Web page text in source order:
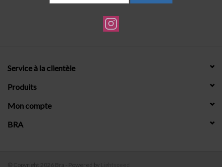
Service à la clientèle
Produits
Mon compte
BRA
© Copyright 2026 Bra - Powered by